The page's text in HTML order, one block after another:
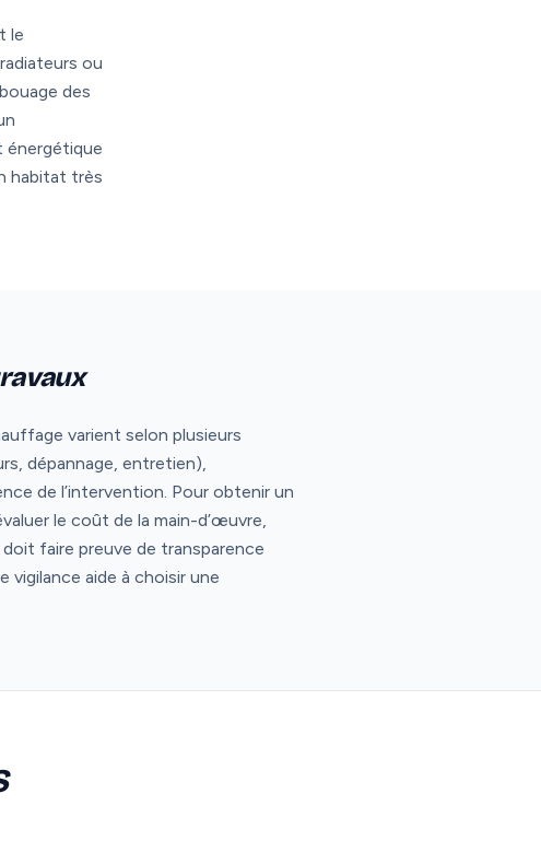
le
ou
des
énergétique
habitat très
varient selon plusieurs
dépannage, entretien),
de l’intervention. Pour obtenir un
le coût de la main-d’œuvre,
faire preuve de transparence
aide à choisir une